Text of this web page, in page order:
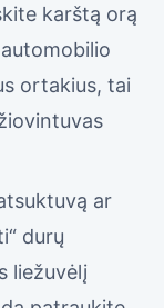
karštą orą
ortakius, tai
ar
durų
liežuvėlį